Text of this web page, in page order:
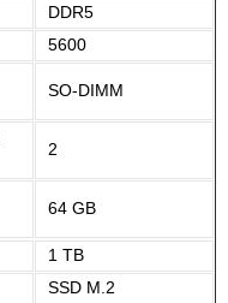
DDR5
5600
SO-DIMM
2
64 GB
1 TB
SSD M.2